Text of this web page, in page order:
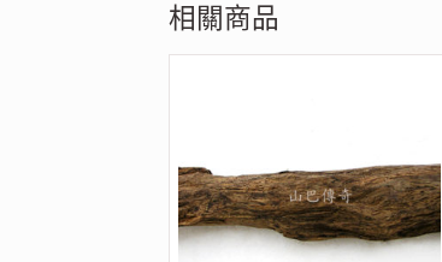
相關商品